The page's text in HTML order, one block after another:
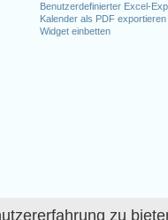
zu
Benutzerdefinierter Excel-
Kalender als PDF exportieren
Widget einbetten